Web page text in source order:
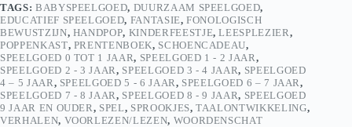
Spel
aantal
TAGS: BABYSPEELGOED, DUURZAAM SPEELGOED,
EDUCATIEF SPEELGOED, FANTASIE,FONOLOGISCH
BEWUSTZIJN, HANDPOP, KINDERFEESTJE,LEESPLEZIER ,
POPPENKAST, PRENTENBOEK, SCHOENCADEAU,
SPEELGOED 0 TOT 1 JAAR, SPEELGOED 1 - 2 JAAR ,
SPEELGOED 2 - 3 JAAR , SPEELGOED 3 - 4 JAAR, SPEELGOED
4 – 5 JAAR , SPEELGOED 5 - 6 JAAR , SPEELGOED 6 – 7 JAAR,
SPEELGOED 7 - 8 JAAR , SPEELGOED 8 - 9 JAAR, SPEELGOED
9 JAAR EN OUDER , SPEL, SPROOKJES,TAALONTWIKKELING,
VERHALEN, VOORLEZEN/LEZEN, WOORDENSCHAT